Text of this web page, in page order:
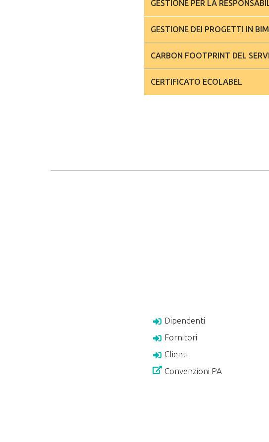
GESTIONE DEI PROGETTI IN BIM
CERTIFICATO ECOLABEL
Dipendenti
Fornitori
Clienti
Convenzioni PA